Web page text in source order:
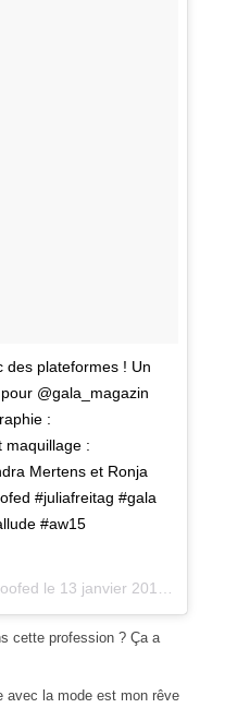
des plateformes ! Un
@gala_magazin
:
maquillage :
Mertens et Ronja
#juliafreitag #gala
#aw15
le 13 janvier 2016 à 6h26
cette profession ? Ça a
avec la mode est mon rêve